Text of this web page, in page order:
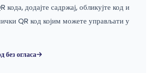
кода, додајте садржај, обликујте код и
QR код којим можете управљати у
без огласа